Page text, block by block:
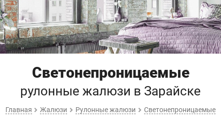
Светонепроницаемые
рулонные жалюзи в Зарайске
Главная Жалюзи Рулонные жалюзи Светонепроницаемые